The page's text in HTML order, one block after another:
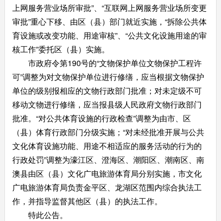
上网服务营业场所审批”、“互联网上网服务营业场所变更
审批”重心下移、由区（县）部门就近实施，“拆除公共体
育设施或改变功能、用途审核”、“公共文化设施用途的审
核工作”委托区（县）实施。
市政府令第190号的“文物保护单位文物保护工程许
可”调整为对文物保护单位进行修缮，应当根据文物保护
单位的级别报相应的文物行政部门批准；对未定级不可
移动文物进行修缮，应当报县级人民政府文物行政部门
批准。“对公共体育设施的行政检查”调整为由市、区
（县）体育行政部门分级实施；“对未经批准开展与公共
文化体育设施功能、用途不相适应的服务活动的行为的
行政处罚”调整为濠江区、澄海区、潮阳区、潮南区、南
澳县由区（县）文化广电旅游体育局分别实施，市文化
广电旅游体育局负责金平区、龙湖区范围内综合执法工
作，并指导监督其他区（县）的执法工作。
特此公告。